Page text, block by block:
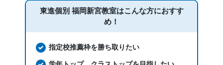
東進個別 福岡新宮教室はこんな方におすす
め！
指定校推薦枠を勝ち取りたい